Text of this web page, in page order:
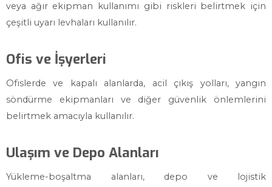
veya ağır ekipman kullanımı gibi riskleri belirtmek için
çeşitli uyarı levhaları kullanılır.
Ofis ve İşyerleri
Ofislerde ve kapalı alanlarda, acil çıkış yolları, yangın
söndürme ekipmanları ve diğer güvenlik önlemlerini
belirtmek amacıyla kullanılır.
Ulaşım ve Depo Alanları
Yükleme-boşaltma alanları, depo ve lojistik